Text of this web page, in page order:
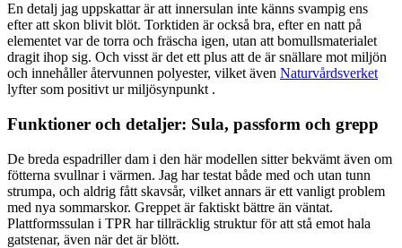
En detalj jag uppskattar är att innersulan inte känns svampig ens
efter att skon blivit blöt. Torktiden är också bra, efter en natt på
elementet var de torra och fräscha igen, utan att bomullsmaterialet
dragit ihop sig. Och visst är det ett plus att de är snällare mot miljön
och innehåller återvunnen polyester, vilket även Naturvårdsverket
lyfter som positivt ur miljösynpunkt .
Funktioner och detaljer: Sula, passform och grepp
De breda espadriller dam i den här modellen sitter bekvämt även om
fötterna svullnar i värmen. Jag har testat både med och utan tunn
strumpa, och aldrig fått skavsår, vilket annars är ett vanligt problem
med nya sommarskor. Greppet är faktiskt bättre än väntat.
Plattformssulan i TPR har tillräcklig struktur för att stå emot hala
gatstenar, även när det är blött.